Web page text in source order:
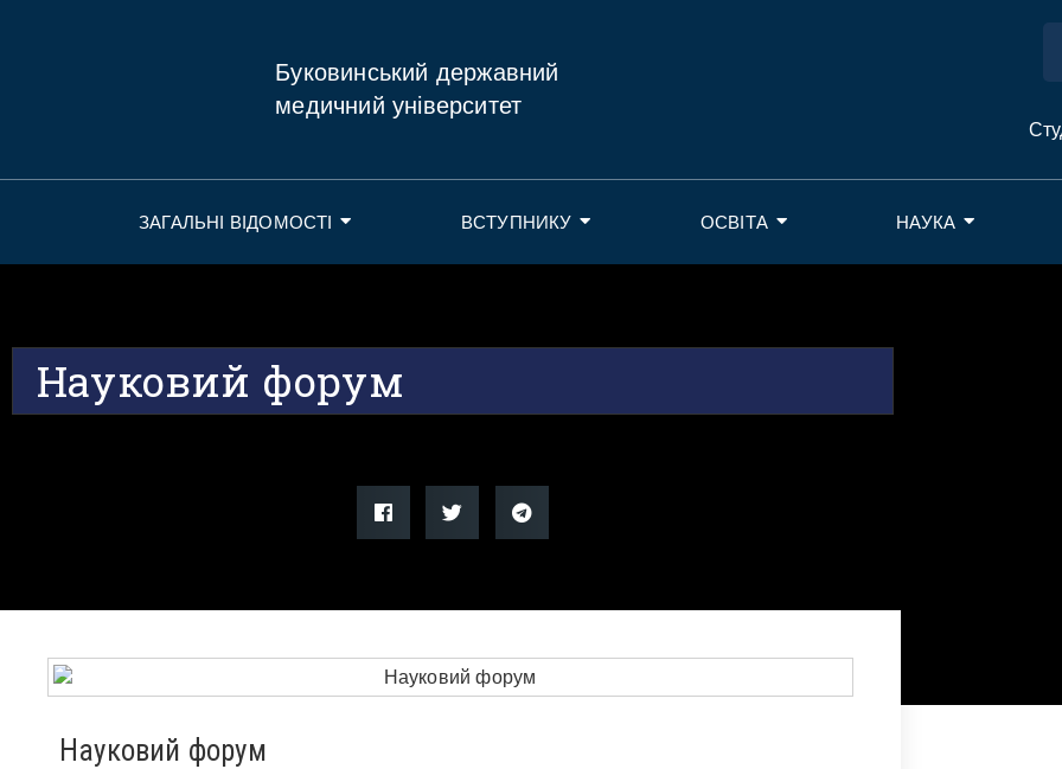
Буковинський державний
медичний університет
ЗАГАЛЬНІ ВІДОМОСТІ ВСТУПНИКУ ОСВІТА НАУКА
Науковий форум
Науковий форум